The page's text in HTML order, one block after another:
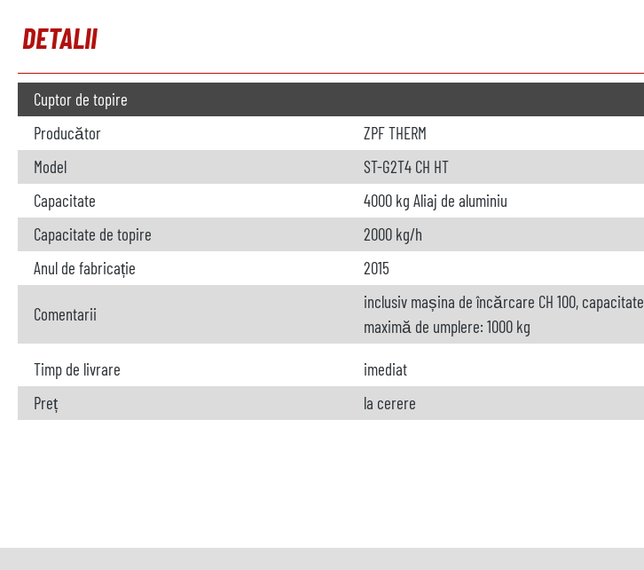
DETALII
Cuptor de topire
Producător
ZPF THERM
Model
ST-G2T4 CH HT
Capacitate
4000 kg Aliaj de aluminiu
Capacitate de topire
2000 kg/h
Anul de fabricație
2015
Comentarii
inclusiv mașina de încărcare CH 100, capacitate
maximă de umplere: 1000 kg
Timp de livrare
imediat
Preț
la cerere